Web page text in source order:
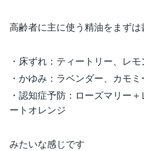
高齢者に主に使う精油をまずは
・床ずれ：ティートリー、レモ
・かゆみ：ラベンダー、カモ
・認知症予防：ローズマリー
ートオレンジ
みたいな感じです